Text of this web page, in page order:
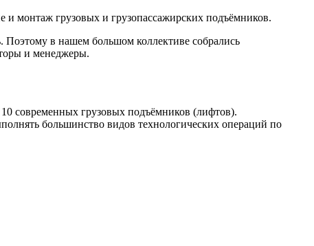
и монтаж грузовых и грузопассажирских подъёмников.
Поэтому в нашем большом коллективе собрались
и менеджеры.
современных грузовых подъёмников (лифтов).
большинство видов технологических операций по